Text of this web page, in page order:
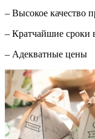
– Высокое качество
– Кратчайшие сроки
– Адекватные цены